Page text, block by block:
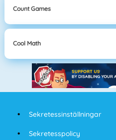
Count Games
Cool Math
Sekretessinställningar
Sekretesspolicy